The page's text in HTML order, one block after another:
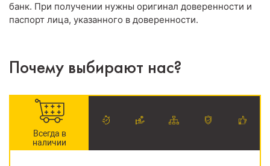
банк. При получении нужны оригинал доверенности и
паспорт лица, указанного в доверенности.
Почему выбирают нас?
Всегда в
наличии